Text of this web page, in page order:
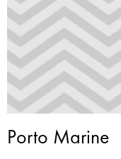
Porto Marine